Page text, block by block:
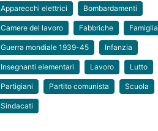
Apparecchi elettrici Bombardamenti
Camere del lavoro Fabbriche Famiglia
Guerra mondiale 1939-45 Infanzia
Insegnanti elementari Lavoro Lutto
Partigiani Partito comunista Scuola
Sindacati